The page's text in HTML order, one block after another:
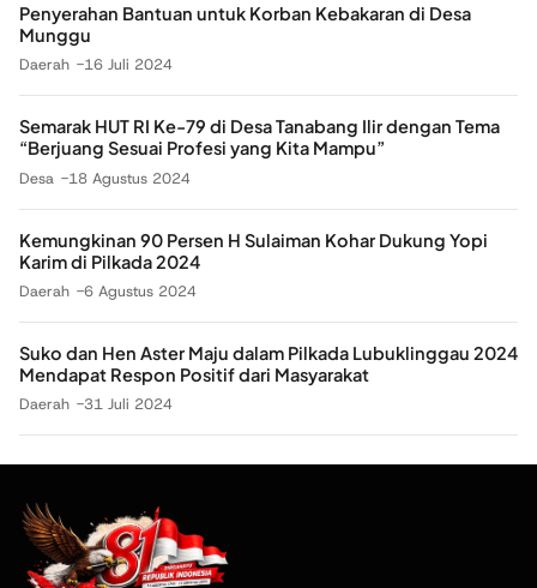
Penyerahan Bantuan untuk Korban Kebakaran di Desa
Munggu
Daerah 16 Juli 2024
Semarak HUT RI Ke-79 di Desa Tanabang Ilir dengan Tema
“Berjuang Sesuai Profesi yang Kita Mampu”
Desa 18 Agustus 2024
Kemungkinan 90 Persen H Sulaiman Kohar Dukung Yopi
Karim di Pilkada 2024
Daerah 6 Agustus 2024
Suko dan Hen Aster Maju dalam Pilkada Lubuklinggau 2024
Mendapat Respon Positif dari Masyarakat
Daerah 31 Juli 2024